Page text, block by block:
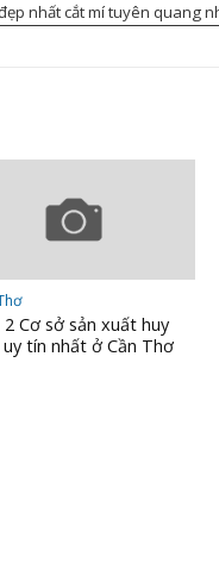
nhất cắt mí tuyên quang
Cơ sở sản xuất huy
uy tín nhất ở Cần Thơ